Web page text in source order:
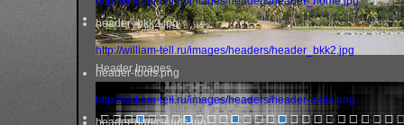
Header Images
header_bkk2.jpg
http://william-tell.ru/images/headers/header_bkk2.jpg
header-tools.png
http://william-tell.ru/images/headers/header-tools.png
header-darkclouds.jpg